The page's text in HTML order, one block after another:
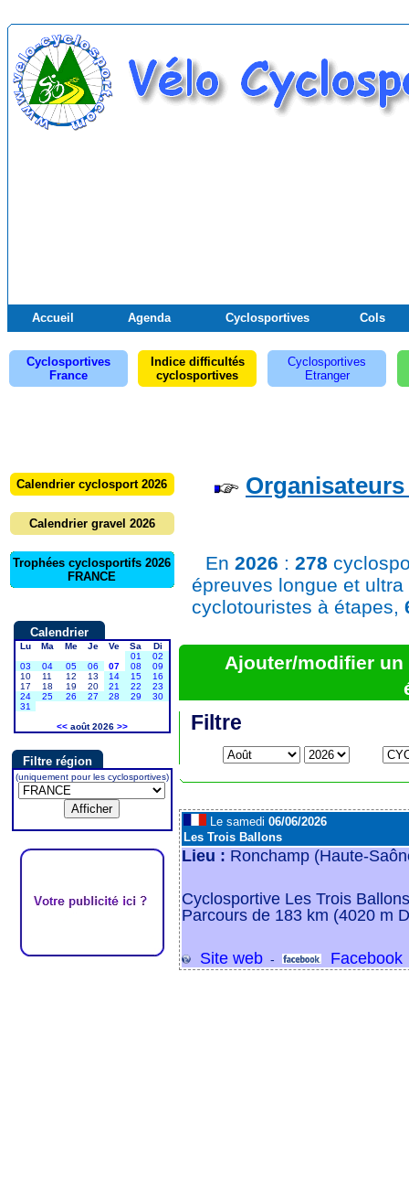
Accueil Agenda Cyclosportives Cols
Cyclosportives
France
Indice difficultés
cyclosportives
Cyclosportives
Etranger
Calendrier cyclosport 2026
Calendrier gravel 2026
Trophées cyclosportifs 2026
FRANCE
Calendrier
Lu Ma Me Je Ve Sa
Di
01
02
03
04 05 06 07 08
09
10
11 12 13 14 15
16
17
18 19 20 21 22
23
24
25 26 27 28 29
30
31
<<août 2026 >>
Filtre région
(uniquement pour les cyclosportives)
En 2026 : 278
épreuves longue et
cyclotouristes à étapes,
Ajouter/modifier un
Filtre
Le samedi 06/06/2026
Les Trois Ballons
Lieu : Ronchamp (Haute-
Cyclosportive Les Trois
Parcours de 183 km (4020 m
Site web- Facebook